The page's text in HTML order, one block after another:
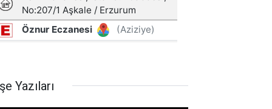
Yazıları